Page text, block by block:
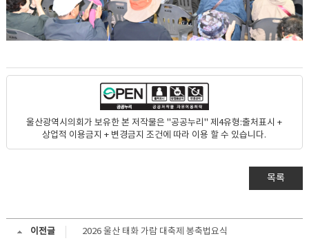
울산광역시의회가 보유한 본 저작물은 "공공누리" 제4유형:출처표시 +
상업적 이용금지 + 변경금지 조건에 따라 이용 할 수 있습니다.
목록
이전글 2026 울산 태화 가람 대축제 봉축법요식